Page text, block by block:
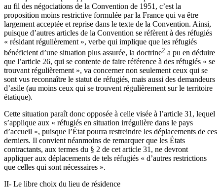
au fil des négociations de la Convention de 1951, c’est la
proposition moins restrictive formulée par la France qui va être
largement acceptée et reprise dans le texte de la Convention. Ainsi,
puisque d’autres articles de la Convention se réfèrent à des réfugiés
« résidant régulièrement », verbe qui implique que les réfugiés
bénéficient d’une situation plus assurée, la doctrine2 a pu en déduire
que l’article 26, qui se contente de faire référence à des réfugiés « se
trouvant régulièrement », va concerner non seulement ceux qui se
sont vus reconnaître le statut de réfugiés, mais aussi des demandeurs
d’asile (au moins ceux qui se trouvent régulièrement sur le territoire
étatique).
Cette situation paraît donc opposée à celle visée à l’article 31, lequel
s’applique aux « réfugiés en situation irrégulière dans le pays
d’accueil », puisque l’État pourra restreindre les déplacements de ces
derniers. Il convient néanmoins de remarquer que les États
contractants, aux termes du § 2 de cet article 31, ne devront
appliquer aux déplacements de tels réfugiés « d’autres restrictions
que celles qui sont nécessaires ».
II- Le libre choix du lieu de résidence